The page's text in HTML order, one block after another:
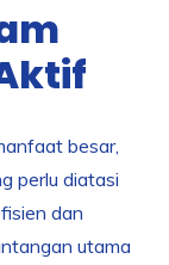
besar,
perlu diatasi
dan
utama